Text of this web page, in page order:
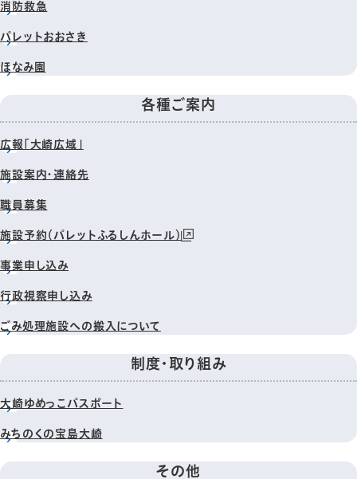
消防救急
パレットおおさき
ほなみ園
各種ご案内
広報「大崎広域」
施設案内・連絡先
職員募集
施設予約（パレットふるしんホール）
事業申し込み
行政視察申し込み
ごみ処理施設への搬入について
制度・取り組み
大崎ゆめっこパスポート
みちのくの宝島大崎
その他